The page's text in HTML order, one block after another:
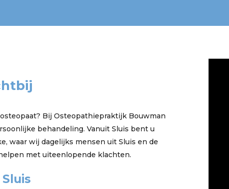
Bij Osteopathiepraktijk Bouwman
behandeling. Vanuit Sluis bent u
waar wij dagelijks mensen uit Sluis en de
met uiteenlopende klachten.